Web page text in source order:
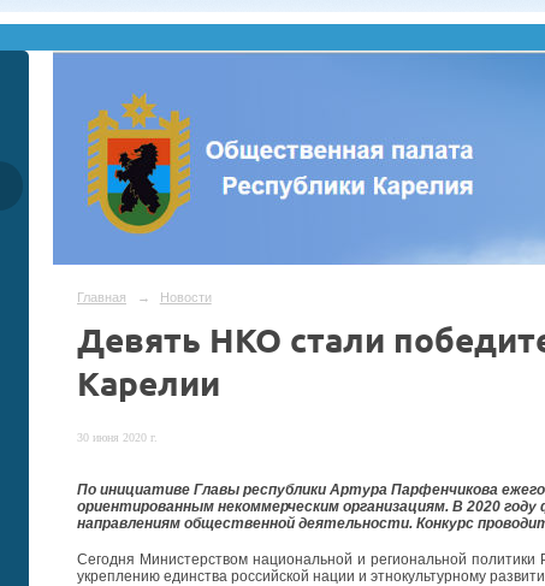
Главная → Новости
Девять НКО стали
Карелии
30 июня 2020 г.
По инициативе Главы республики Артура Парфенчикова
ориентированным некоммерческим организациям. В 2020
направлениям общественной деятельности. Конкурс
Сегодня Министерством национальной и региональной
укреплению единства российской нации и этнокультурному